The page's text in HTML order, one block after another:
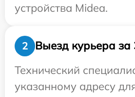
устройства Midea.
2
Выезд курьера за
Технический
указанному адресу